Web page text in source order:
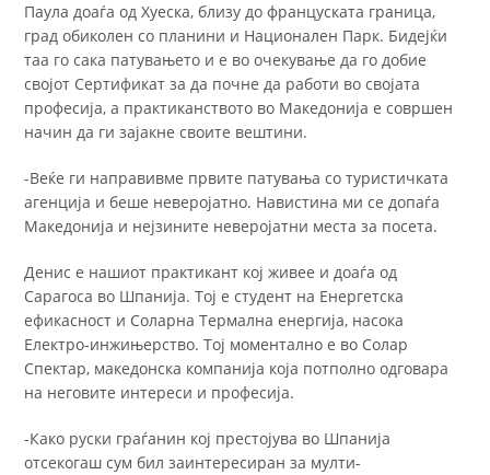
Паула доаѓа од Хуеска, близу до француската граница,
град обиколен со планини и Национален Парк. Бидејќи
таа го сака патувањето и е во очекување да го добие
својот Сертификат за да почне да работи во својата
професија, а практиканството во Македонија е совршен
начин да ги зајакне своите вештини.
-Веќе ги направивме првите патувања со туристичката
агенција и беше неверојатно. Навистина ми се допаѓа
Македонија и нејзините неверојатни места за посета.
Денис е нашиот практикант кој живее и доаѓа од
Сарагоса во Шпанија. Тој е студент на Енергетска
ефикасност и Соларна Термална енергија, насока
Електро-инжињерство. Тој моментално е во Солар
Спектар, македонска компанија која потполно одговара
на неговите интереси и професија.
-Како руски граѓанин кој престојува во Шпанија
отсекогаш сум бил заинтересиран за мулти-